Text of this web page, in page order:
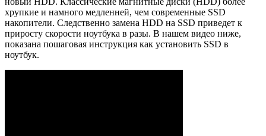
хрупкие и намного медленней, чем современные SSD
накопители. Следственно замена HDD на SSD приведет к
приросту скорости ноутбука в разы. В нашем видео ниже,
показана пошаговая инструкция как установить SSD в
ноутбук.